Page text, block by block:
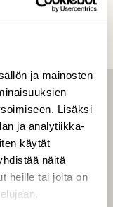
ja mainosten
Lisäksi
ja analytiikka-
käytät
näitä
heille tai joita on
Luonto
juttua